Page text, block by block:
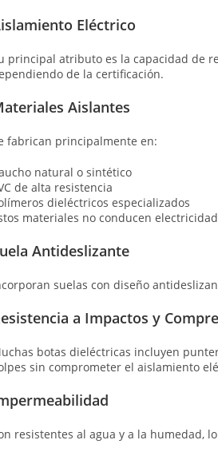
Eléctrico
principal atributo es la capacidad de
de la certificación.
Aislantes
fabrican principalmente en:
natural o sintético
de alta resistencia
dieléctricos especializados
materiales no conducen
Antideslizante
suelas con diseño
a Impactos y
botas dieléctricas incluyen
sin comprometer el aislamiento
resistentes al agua y a la humedad,